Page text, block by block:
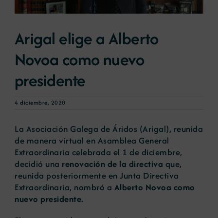
Portal de empleo
Contacto
Arigal elige a Alberto
Novoa como nuevo
presidente
4 diciembre, 2020
La Asociación Galega de Áridos (Arigal), reunida
de manera virtual en Asamblea General
Extraordinaria celebrada el 1 de diciembre,
decidió una renovación de la directiva que,
reunida posteriormente en Junta Directiva
Extraordinaria, nombró a Alberto Novoa como
nuevo presidente.